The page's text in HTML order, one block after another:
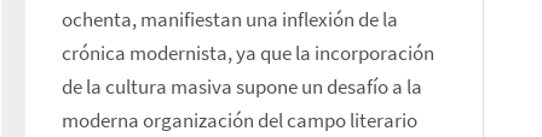
ochenta, manifiestan una inflexión de la
crónica modernista, ya que la incorporación
de la cultura masiva supone un desafío a la
moderna organización del campo literario